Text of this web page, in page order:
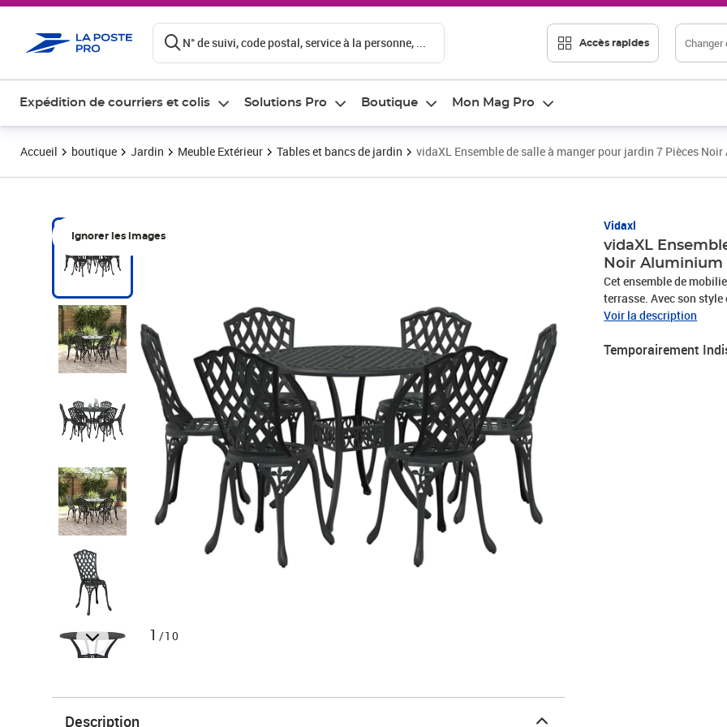
N° de suivi, code postal, service à la personne, ... Accès rapides Changer
Expédition de courriers et colis Solutions Pro Boutique Mon Mag Pro
Accueil boutique Jardin Meuble Extérieur Tables et bancs de jardin vidaXL Ensemble de salle à manger pour jardin 7 Pièces
Ignorer les images
1 /10
Vidaxl
vidaXL
Noir Aluminium
Cet ensemble de
terrasse. Avec son
élégance et praticité à
journées ensoleillées et
Ça assure que
Voir la description
Temporairement
Description